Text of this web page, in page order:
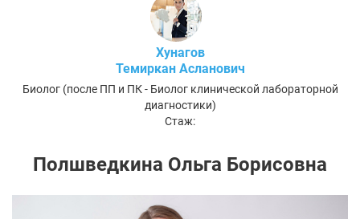
Хунагов
Темиркан Асланович
Биолог (после ПП и ПК - Биолог клинической лабораторной
диагностики)
Стаж:
Полшведкина Ольга Борисовна